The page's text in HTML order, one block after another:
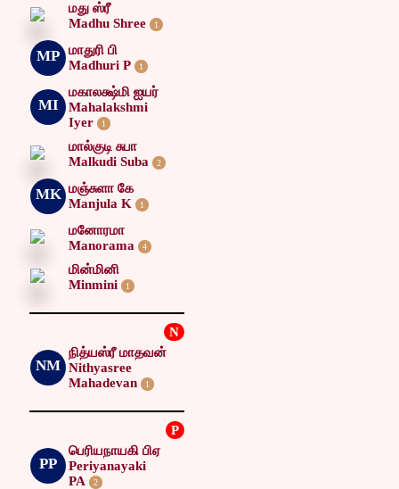
மது ஸ்ரீ
Madhu Shree
1
MP
மாதுரி பி
Madhuri P
1
MI
மகாலக்ஷ்மி ஐயர்
Mahalakshmi
Iyer
1
மால்குடி சுபா
Malkudi Suba
2
MK மஞ்சுளா கே
Manjula K
1
மனோரமா
Manorama
4
மின்மினி
Minmini
1
N
NM
நித்யஸ்ரீ மாதவன்
Nithyasree
Mahadevan
1
P
PP
பெரியநாயகி பிஏ
Periyanayaki
PA
2